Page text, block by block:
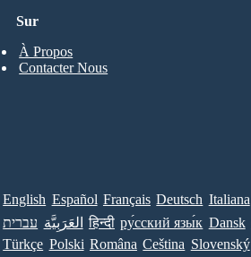
Sur
À Propos
Contacter Nous
English Español Français Deutsch Italiana
עברית العَرَبِيَّة हिन्दी ру́сский язы́к Dansk
Türkçe Polski Româna Ceština Slovenský